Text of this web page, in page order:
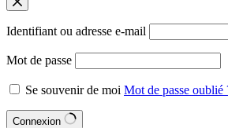
Identifiant ou adresse e-mail
Mot de passe
Se souvenir de moi Mot de passe oublié
Connexion